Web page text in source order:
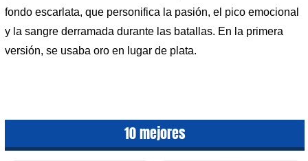
fondo escarlata, que personifica la pasión, el pico emocional
y la sangre derramada durante las batallas. En la primera
versión, se usaba oro en lugar de plata.
10 mejores